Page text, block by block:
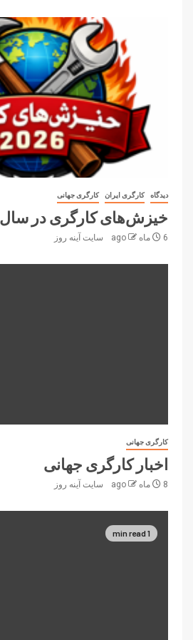
دیدگاه کارگری ایران کارگری جهانی
خیزش‌های کارگری در سال۲۰۲۶
6 ماه ago سایت آینه‌ روز
کارگری جهانی
اخبار کارگری جهانی
8 ماه ago سایت آینه‌ روز
1 min read